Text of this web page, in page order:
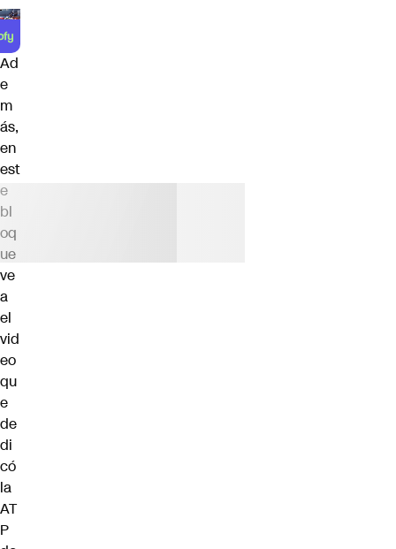
Ad
e
m
ás,
en
est
e
bl
oq
ue
ve
a
el
vid
eo
qu
e
de
di
có
la
AT
P